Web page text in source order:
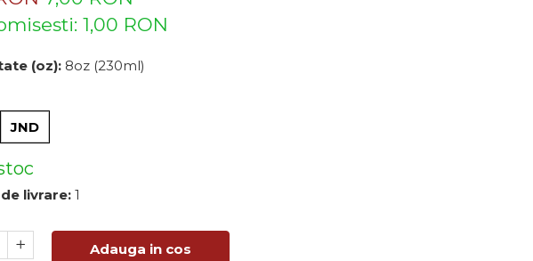
1,00 RON
(oz): 8oz (230ml)
JND
livrare: 1
Adauga in cos